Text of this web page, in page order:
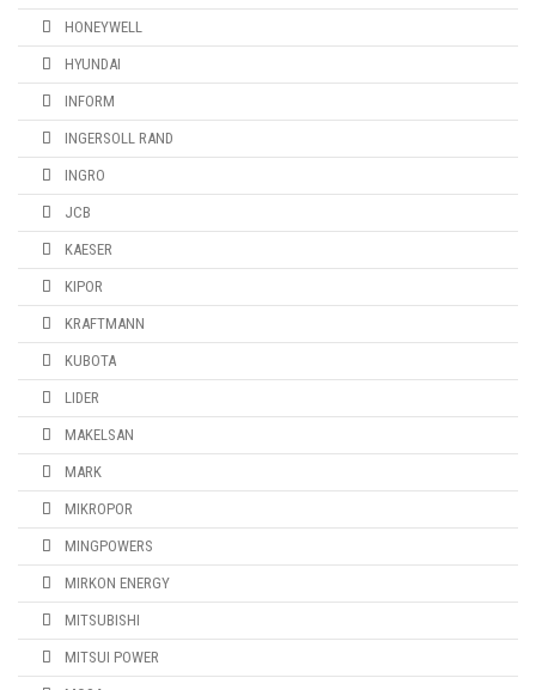
HONEYWELL
HYUNDAI
INFORM
INGERSOLL RAND
INGRO
JCB
KAESER
KIPOR
KRAFTMANN
KUBOTA
LIDER
MAKELSAN
MARK
MIKROPOR
MINGPOWERS
MIRKON ENERGY
MITSUBISHI
MITSUI POWER